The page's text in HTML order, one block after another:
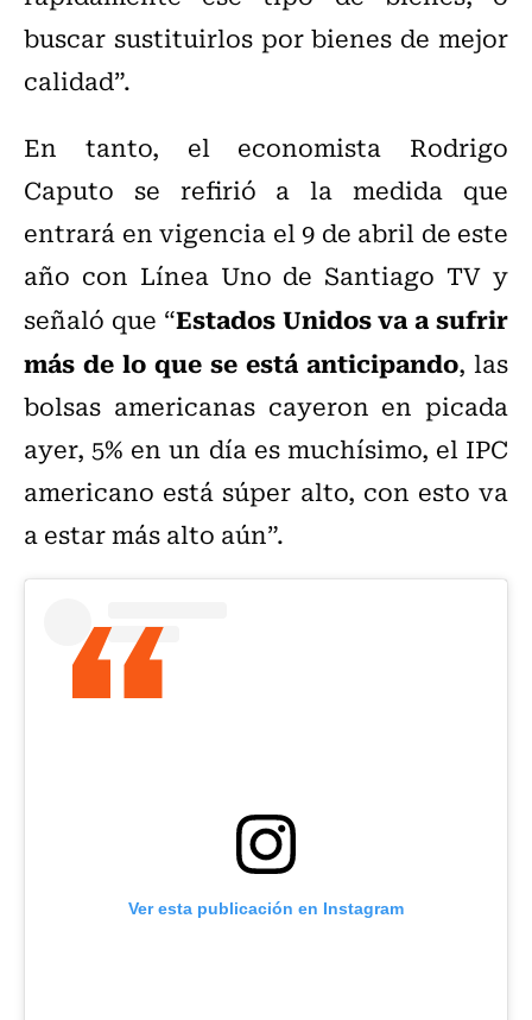
buscar sustituirlos por bienes de mejor
calidad”.
En tanto, el economista Rodrigo
Caputo se refirió a la medida que
entrará en vigencia el 9 de abril de este
año con Línea Uno de Santiago TV y
señaló que “Estados Unidos va a sufrir
más de lo que se está anticipando, las
bolsas americanas cayeron en picada
ayer, 5% en un día es muchísimo, el IPC
americano está súper alto, con esto va
a estar más alto aún”.
Ver esta publicación en Instagram